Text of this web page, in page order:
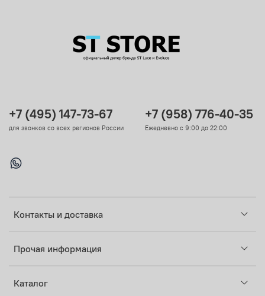
Контакты и доставка
Прочая информация
Каталог
+7 (495) 147-73-67
для звонков со всех регионов России
+7 (958) 776-40-35
Ежедневно с 9:00 до 22:00